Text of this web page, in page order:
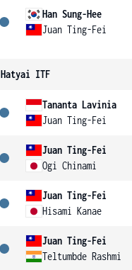
Han Sung-Hee
Juan Ting-Fei
Hatyai ITF
Tananta Lavinia
Juan Ting-Fei
Juan Ting-Fei
Ogi Chinami
Juan Ting-Fei
Hisami Kanae
Juan Ting-Fei
Teltumbde Rashmi